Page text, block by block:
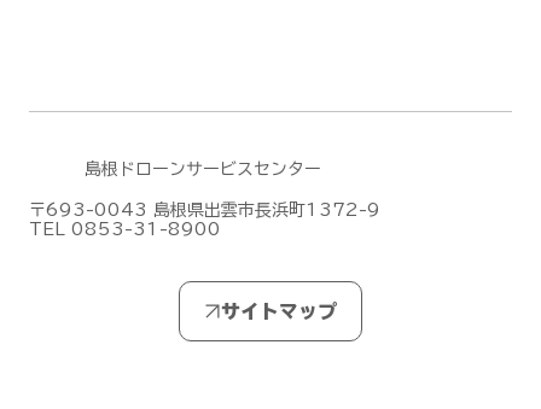
島根ドローンサービスセンター
〒693-0043 島根県出雲市長浜町1372-9
TEL 0853-31-8900